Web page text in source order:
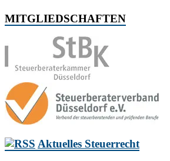
MITGLIEDSCHAFTEN
Aktuelles Steuerrecht